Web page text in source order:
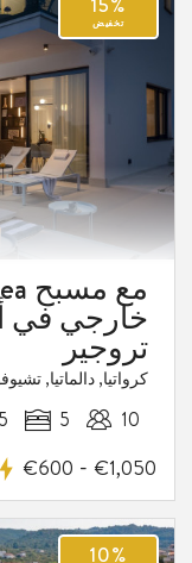
خارجي في
تروجير
كرواتيا, دالماتيا,
10
5
5
€600 - €1,050